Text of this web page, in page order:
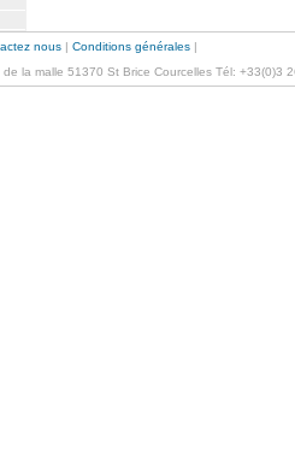
nous | Conditions générales |
la malle 51370 St Brice Courcelles Tél: